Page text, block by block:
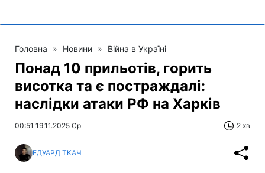
Головна » Новини » Війна в Україні
Понад 10 прильотів, горить
висотка та є постраждалі:
наслідки атаки РФ на Харків
00:51 19.11.2025 Ср 2 хв
ЕДУАРД ТКАЧ